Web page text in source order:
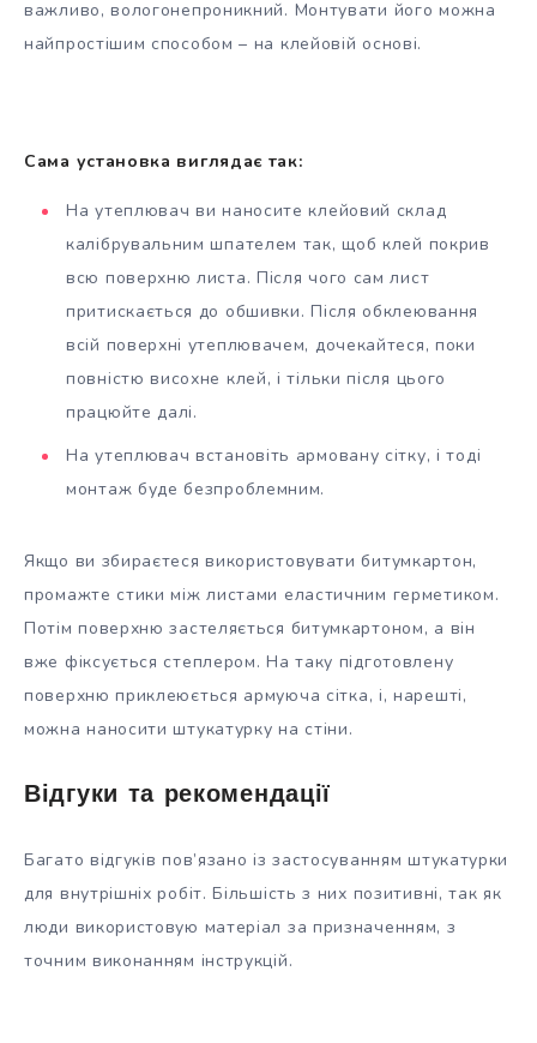
важливо, вологонепроникний. Монтувати його можна
найпростішим способом – на клейовій основі.
Сама установка виглядає так:
На утеплювач ви наносите клейовий склад
калібрувальним шпателем так, щоб клей покрив
всю поверхню листа. Після чого сам лист
притискається до обшивки. Після обклеювання
всій поверхні утеплювачем, дочекайтеся, поки
повністю висохне клей, і тільки після цього
працюйте далі.
На утеплювач встановіть армовану сітку, і тоді
монтаж буде безпроблемним.
Якщо ви збираєтеся використовувати битумкартон,
промажте стики між листами еластичним герметиком.
Потім поверхню застеляється битумкартоном, а він
вже фіксується степлером. На таку підготовлену
поверхню приклеюється армуюча сітка, і, нарешті,
можна наносити штукатурку на стіни.
Відгуки та рекомендації
Багато відгуків пов’язано із застосуванням штукатурки
для внутрішніх робіт. Більшість з них позитивні, так як
люди використовую матеріал за призначенням, з
точним виконанням інструкцій.